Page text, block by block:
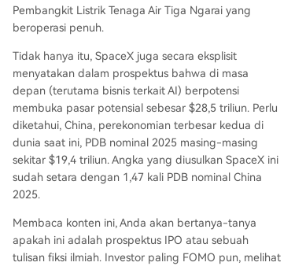
Pembangkit Listrik Tenaga Air Tiga Ngarai yang
beroperasi penuh.
Tidak hanya itu, SpaceX juga secara eksplisit
menyatakan dalam prospektus bahwa di masa
depan (terutama bisnis terkait AI) berpotensi
membuka pasar potensial sebesar $28,5 triliun. Perlu
diketahui, China, perekonomian terbesar kedua di
dunia saat ini, PDB nominal 2025 masing-masing
sekitar $19,4 triliun. Angka yang diusulkan SpaceX ini
sudah setara dengan 1,47 kali PDB nominal China
2025.
Membaca konten ini, Anda akan bertanya-tanya
apakah ini adalah prospektus IPO atau sebuah
tulisan fiksi ilmiah. Investor paling FOMO pun, melihat